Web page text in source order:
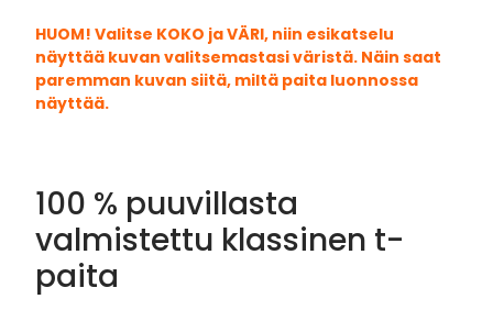
HUOM! Valitse KOKO ja VÄRI, niin esikatselu
näyttää kuvan valitsemastasi väristä. Näin saat
paremman kuvan siitä, miltä paita luonnossa
näyttää.
100 % puuvillasta
valmistettu klassinen t-
paita